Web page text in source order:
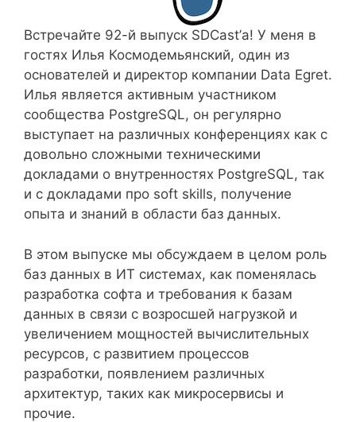
Встречайте 92-й выпуск SDCast’а! У меня в
гостях Илья Космодемьянский, один из
основателей и директор компании Data Egret.
Илья является активным участником
сообщества PostgreSQL, он регулярно
выступает на различных конференциях как с
довольно сложными техническими
докладами о внутренностях PostgreSQL, так
и с докладами про soft skills, получение
опыта и знаний в области баз данных.
В этом выпуске мы обсуждаем в целом роль
баз данных в ИТ системах, как поменялась
разработка софта и требования к базам
данных в связи с возросшей нагрузкой и
увеличением мощностей вычислительных
ресурсов, с развитием процессов
разработки, появлением различных
архитектур, таких как микросервисы и
прочие.